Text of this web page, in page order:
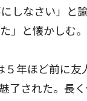
しなさい」と
」と懐かしむ。
年ほど前に友
了された。長